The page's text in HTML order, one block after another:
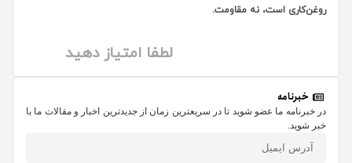
روغن‌کاری است، نه مقاومت.
لطفا امتیاز دهید
خبرنامه
در خبرنامه ما عضو شوید تا در سریعترین زمان از جدیدترین اخبار و مقالات ما با
خبر شوید.